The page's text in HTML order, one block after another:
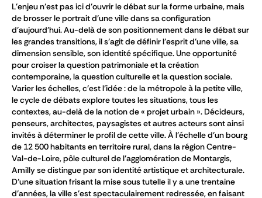
L’enjeu n’est pas ici d’ouvrir le débat sur la forme urbaine, mais
de brosser le portrait d’une ville dans sa configuration
d’aujourd’hui. Au-delà de son positionnement dans le débat sur
les grandes transitions, il s’agit de définir l’esprit d’une ville, sa
dimension sensible, son identité spécifique. Une opportunité
pour croiser la question patrimoniale et la création
contemporaine, la question culturelle et la question sociale.
Varier les échelles, c’est l’idée : de la métropole à la petite ville,
le cycle de débats explore toutes les situations, tous les
contextes, au-delà de la notion de « projet urbain ». Décideurs,
penseurs, architectes, paysagistes et autres acteurs sont ainsi
invités à déterminer le profil de cette ville. À l’échelle d’un bourg
de 12 500 habitants en territoire rural, dans la région Centre-
Val-de-Loire, pôle culturel de l’agglomération de Montargis,
Amilly se distingue par son identité artistique et architecturale.
D’une situation frisant la mise sous tutelle il y a une trentaine
d’années, la ville s’est spectaculairement redressée, en faisant